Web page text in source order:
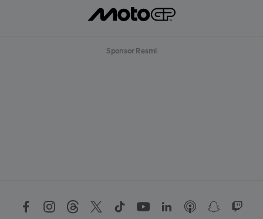
Sponsor Resmi